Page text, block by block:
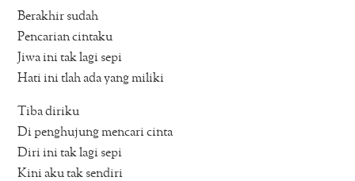
Berakhir sudah
Pencarian cintaku
Jiwa ini tak lagi sepi
Hati ini tlah ada yang miliki
Tiba diriku
Di penghujung mencari cinta
Diri ini tak lagi sepi
Kini aku tak sendiri